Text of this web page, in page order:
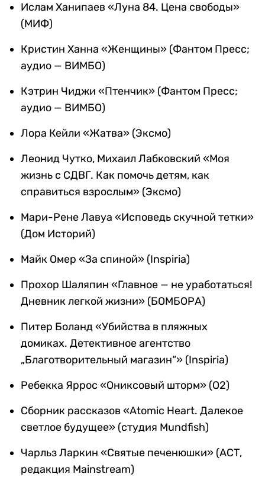
Ислам Ханипаев «Луна 84. Цена свободы»
(МИФ)
Кристин Ханна «Женщины» (Фантом Пресс;
аудио — ВИМБО)
Кэтрин Чиджи «Птенчик» (Фантом Пресс;
аудио — ВИМБО)
Лора Кейли «Жатва» (Эксмо)
Леонид Чутко, Михаил Лабковский «Моя
жизнь с СДВГ. Как помочь детям, как
справиться взрослым» (Эксмо)
Мари-Рене Лавуа «Исповедь скучной тетки»
(Дом Историй)
Майк Омер «За спиной» (Inspiria)
Прохор Шаляпин «Главное — не уработаться!
Дневник легкой жизни» (БОМБОРА)
Питер Боланд «Убийства в пляжных
домиках. Детективное агентство
„Благотворительный магазин“» (Inspiria)
Ребекка Яррос «Ониксовый шторм» (О2)
Сборник рассказов «Atomic Heart. Далекое
светлое будущее» (студия Mundfish)
Чарльз Ларкин «Святые печенюшки» (АСТ,
редакция Mainstream)